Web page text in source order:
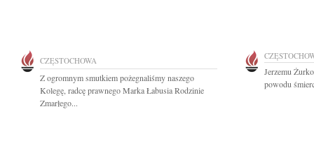
CZĘSTOCHOWA
Z ogromnym smutkiem pożegnaliśmy naszego
Kolegę, radcę prawnego Marka Łabusia Rodzinie
Zmarłego...
Jerzemu
powodu